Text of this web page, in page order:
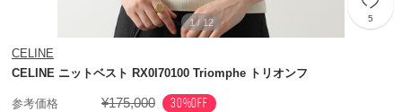
1 / 12 5
CELINE
CELINE ニットベスト RX0I70100 Triomphe トリオンフ
参考価格 ¥175,000 30%OFF